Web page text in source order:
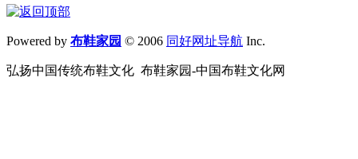
Powered by 布鞋家园 © 2006 同好网址导航 Inc.
弘扬中国传统布鞋文化 布鞋家园-中国布鞋文化网